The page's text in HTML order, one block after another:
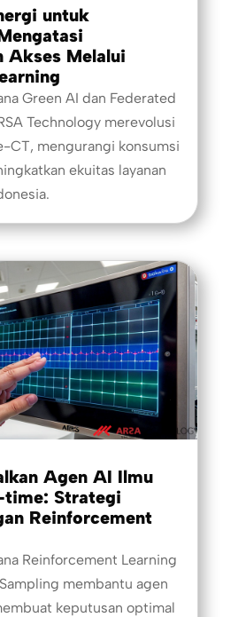
untuk
Akses Melalui
Green AI dan Federated
Technology merevolusi
CT, mengurangi konsumsi
ekuitas layanan
Agen AI Ilmu
time: Strategi
Reinforcement
Reinforcement Learning
membantu agen
keputusan optimal